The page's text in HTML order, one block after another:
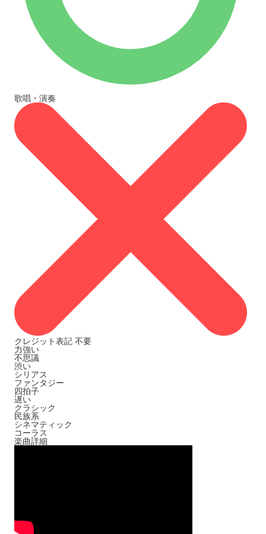
歌唱・演奏
クレジット表記 不要
力強い
不思議
渋い
シリアス
ファンタジー
四拍子
遅い
クラシック
民族系
シネマティック
コーラス
楽曲詳細